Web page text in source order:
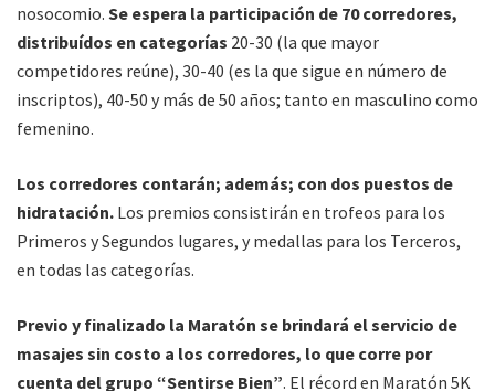
nosocomio. Se espera la participación de 70 corredores,
distribuídos en categorías 20-30 (la que mayor
competidores reúne), 30-40 (es la que sigue en número de
inscriptos), 40-50 y más de 50 años; tanto en masculino como
femenino.
Los corredores contarán; además; con dos puestos de
hidratación. Los premios consistirán en trofeos para los
Primeros y Segundos lugares, y medallas para los Terceros,
en todas las categorías.
Previo y finalizado la Maratón se brindará el servicio de
masajes sin costo a los corredores, lo que corre por
cuenta del grupo “Sentirse Bien”. El récord en Maratón 5K